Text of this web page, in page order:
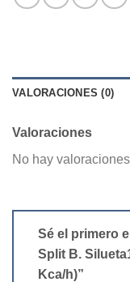
VALORACIONES (0)
Valoraciones
No hay
Sé el primero
Split B.
Kca/h)”